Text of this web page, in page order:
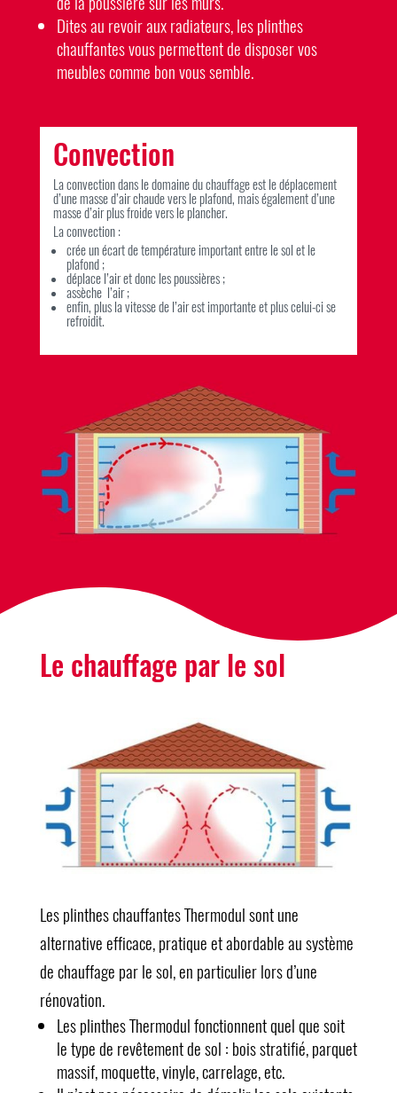
Dites au revoir aux radiateurs, les plinthes
chauffantes vous permettent de disposer vos
meubles comme bon vous semble.
Convection
La convection dans le domaine du chauffage est le déplacement
d’une masse d’air chaude vers le plafond, mais également d’une
masse d’air plus froide vers le plancher.
La convection :
crée un écart de température important entre le sol et le
plafond ;
déplace l’air et donc les poussières ;
assèche l’air ;
enfin, plus la vitesse de l’air est importante et plus celui-ci se
refroidit.
Le chauffage par le sol
Les plinthes chauffantes Thermodul sont une
alternative efficace, pratique et abordable au système
de chauffage par le sol, en particulier lors d’une
rénovation.
Les plinthes Thermodul fonctionnent quel que soit
le type de revêtement de sol : bois stratifié, parquet
massif, moquette, vinyle, carrelage, etc.